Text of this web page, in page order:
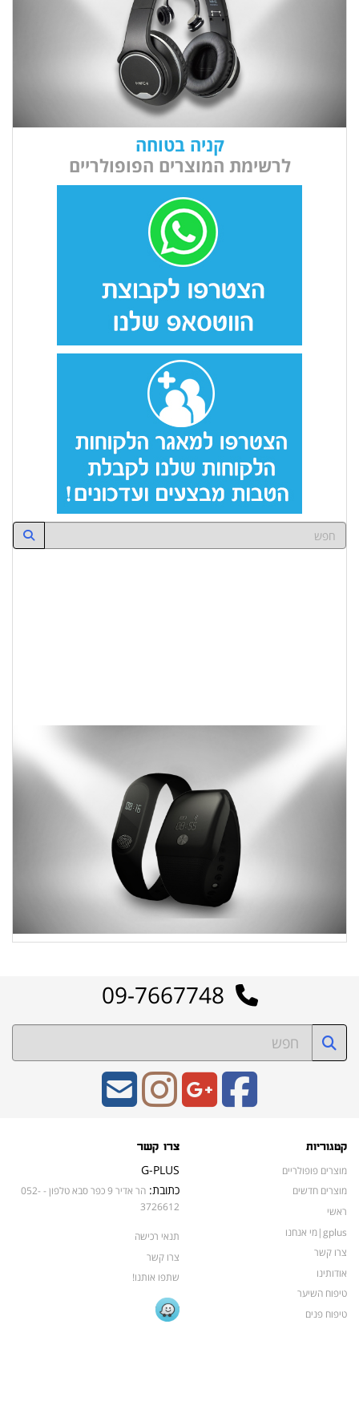
קניה בטוחה
לרשימת המוצרים הפופולריים
קטגוריות
מוצרים פופולריים
מוצרים חדשים
ראשי
gplus|מי אנחנו
צרו קשר
אודותינו
טיפוח השיער
טיפוח פנים
צרו קשר
G-PLUS
כתובת:
הר אדיר 9 כפר סבא טלפון - 052-
3726612
תנאי רכישה
צרו קשר
שתפו אותנו!